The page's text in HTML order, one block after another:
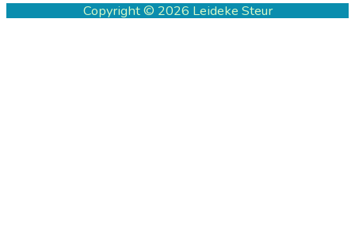
Copyright © 2026 Leideke Steur